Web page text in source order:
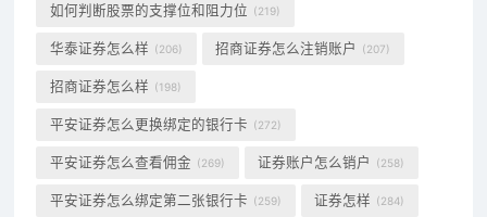
如何判断股票的支撑位和阻力位 (219)
华泰证券怎么样 (206) 招商证券怎么注销账户 (207)
招商证券怎么样 (198)
平安证券怎么更换绑定的银行卡 (272)
平安证券怎么查看佣金 (269) 证券账户怎么销户 (258)
平安证券怎么绑定第二张银行卡 (259) 证券怎样 (284)